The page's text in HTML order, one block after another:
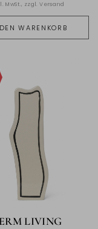
WARENKORB
MwSt., zzgl.Versand
LIVING